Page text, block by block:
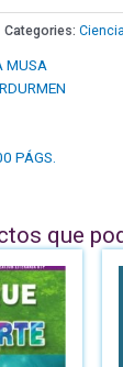
Categories:
MUSA
PÁGS.
que